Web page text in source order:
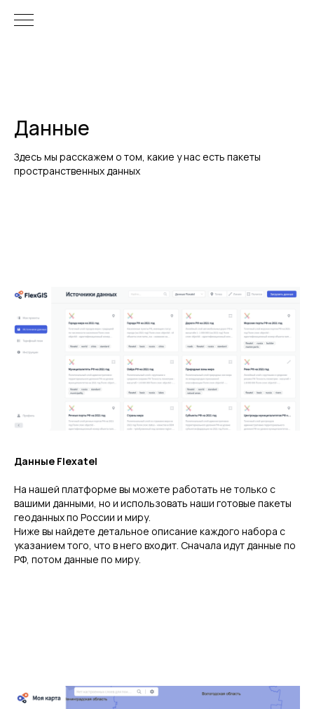
Данные
Здесь мы расскажем о том, какие у нас есть пакеты
пространственных данных
Данные Flexatel
На нашей платформе вы можете работать не только с
вашими данными, но и использовать наши готовые пакеты
геоданных по России и миру.
Ниже вы найдете детальное описание каждого набора с
указанием того, что в него входит. Сначала идут данные по
РФ, потом данные по миру.